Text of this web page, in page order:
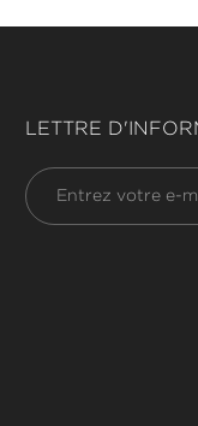
LETTRE